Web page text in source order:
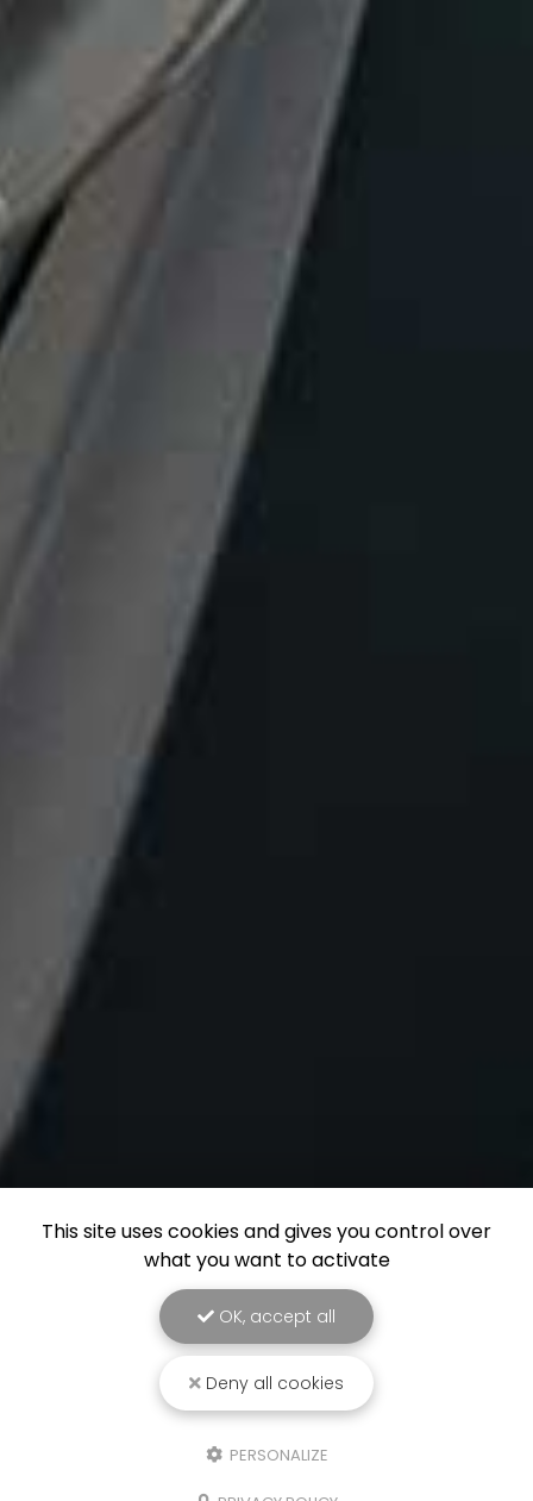
This site uses cookies and gives you control over
what you want to activate
OK, accept all
Deny all cookies
PERSONALIZE